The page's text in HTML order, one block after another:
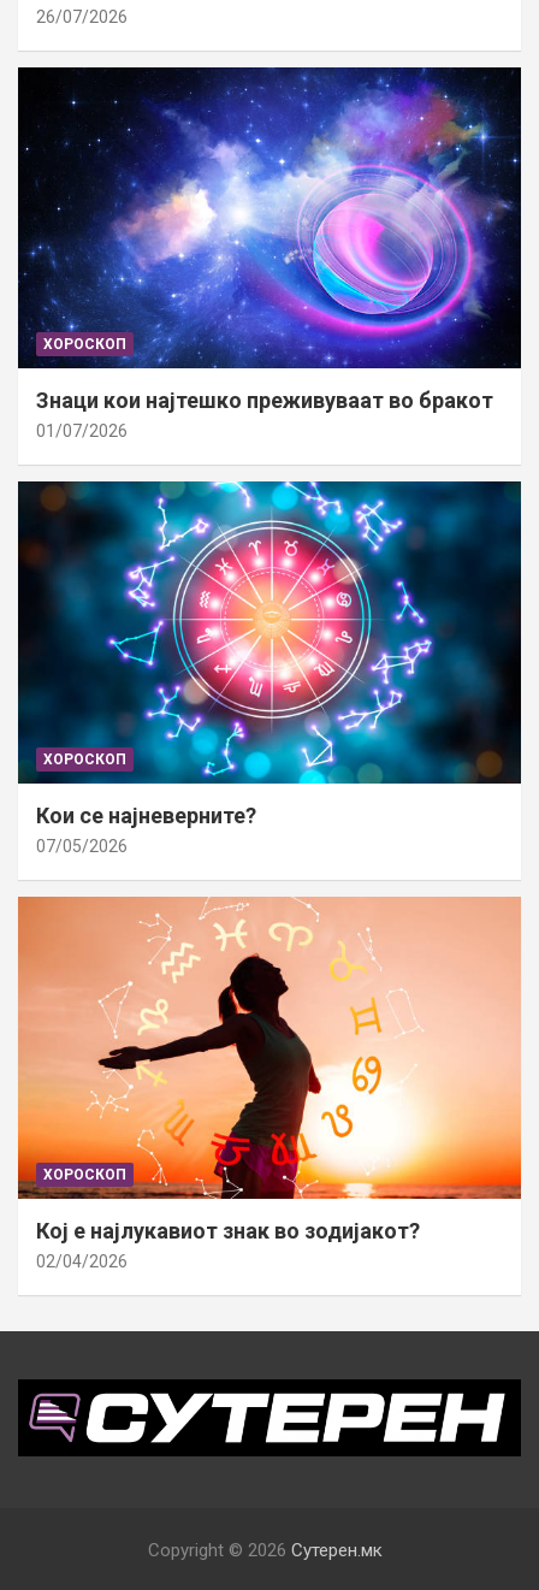
26/07/2026
ХОРОСКОП
Знаци кои најтешко преживуваат во бракот
01/07/2026
ХОРОСКОП
Кои се најневерните?
07/05/2026
ХОРОСКОП
Кој е најлукавиот знак во зодијакот?
02/04/2026
Copyright © 2026 Сутерен.мк